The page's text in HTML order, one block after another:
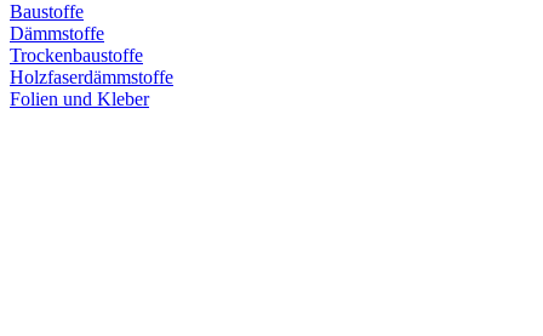
Baustoffe
Dämmstoffe
Trockenbaustoffe
Holzfaserdämmstoffe
Folien und Kleber